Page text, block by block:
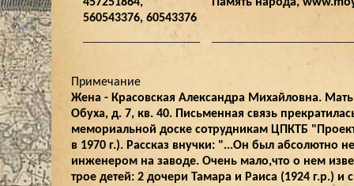
560543376, 60543376
Примечание
Жена - Красовская Александра Михайловна.
Обуха, д. 7, кв. 40. Письменная связь
мемориальной доске сотрудникам ЦПКТБ
в 1970 г.). Рассказ внучки: "...Он был абсолютно
инженером на заводе. Очень мало,что о нем
трое детей: 2 дочери Тамара и Раиса (1924 г.р.)